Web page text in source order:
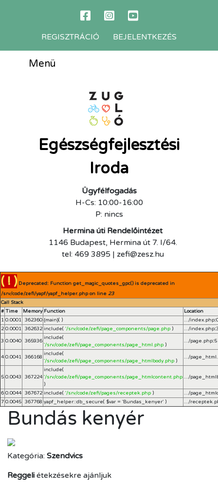
REGISZTRÁCIÓ BEJELENTKEZÉS
Menü
Egészségfejlesztési
Iroda
Ügyfélfogadás
H-Cs: 10:00-16:00
P: nincs
Hermina úti Rendelőintézet
1146 Budapest, Hermina út 7. I/64.
tel: 469 3895 | zefi@zesz.hu
( ! ) Deprecated: Function get_magic_quotes_gpc() is deprecated in
/srv/code/zefi/yapf/yapf_helper.php on line 23
Call Stack
# Time Memory Function
Location
1 0.0001 362360 {main}( ) .../index.php:
2 0.0001 362632 include( '/srv/code/zefi/page_components/page.php ) .../index.php:
3 0.0040 365936
include(
'/srv/code/zefi/page_components/page_html.php )
.../page.php:5
4 0.0041 366168
include(
'/srv/code/zefi/page_components/page_htmlbody.php )
.../
5 0.0043 367224
include(
'/srv/code/zefi/page_components/page_htmlcontent.php
)
.../
6 0.0044 367672 include( '/srv/code/zefi/pages/receptek.php )
.../
7 0.0045 367768 yapf_helper::db_secure( $var = 'Bundas_kenyer' ) .../
Bundás kenyér
Kategória: Szendvics
Reggeli étekzésekre ajánljuk